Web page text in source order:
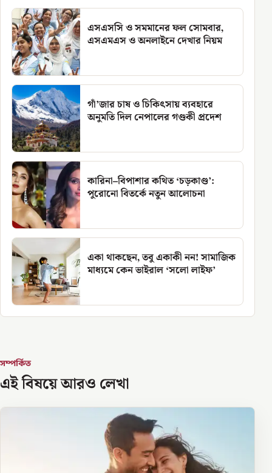
এসএসসি ও সমমানের ফল সোমবার,
এসএমএস ও অনলাইনে দেখার নিয়ম
গাঁ’জার চাষ ও চিকিৎসায় ব্যবহারে
অনুমতি দিল নেপালের গণ্ডকী প্রদেশ
কারিনা–বিপাশার কথিত ‘চড়কাণ্ড’:
পুরোনো বিতর্কে নতুন আলোচনা
একা থাকছেন, তবু একাকী নন! সামাজিক
মাধ্যমে কেন ভাইরাল ‘সলো লাইফ’
সম্পর্কিত
এই বিষয়ে আরও লেখা